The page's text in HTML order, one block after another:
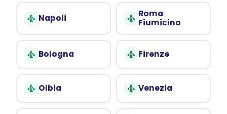
Napoli
Roma
Fiumicino
Bologna Firenze
Olbia Venezia